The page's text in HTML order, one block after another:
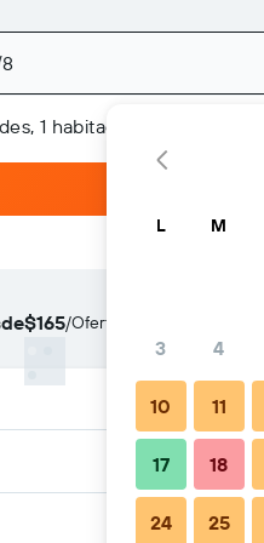
1 habitación
$165/Oferta más barata de
L M
3 4
10 11
17 18
24 25